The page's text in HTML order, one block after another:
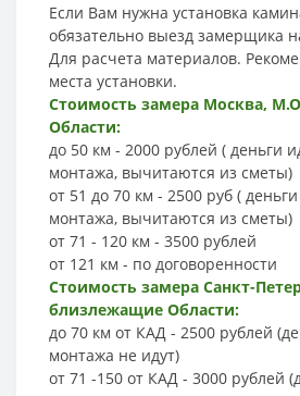
Если Вам нужна установка
обязательно выезд замерщика
Для расчета материалов.
места установки.
Стоимость замера Москва,
Области:
до 50 км - 2000 рублей ( деньги
монтажа, вычитаются из сметы)
от 51 до 70 км - 2500 руб (
монтажа, вычитаются из сметы)
от 71 - 120 км - 3500 рублей
от 121 км - по договоренности
Стоимость замера Санкт-
близлежащие Области:
до 70 км от КАД - 2500 рублей
монтажа не идут)
от 71 -150 от КАД - 3000 рублей